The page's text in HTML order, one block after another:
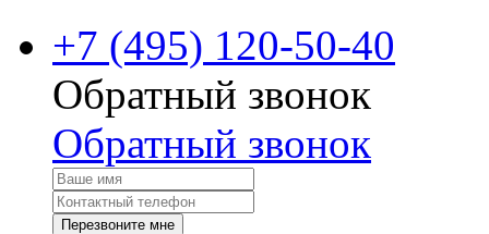
+7 (495) 120-50-40
Обратный звонок
Обратный звонок
Перезвоните мне